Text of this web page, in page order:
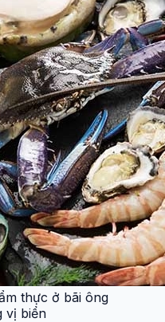
thực ở bãi ông
vị biển